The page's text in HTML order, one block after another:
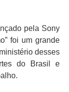
pela Sony
foi um grande
desses
do Brasil e